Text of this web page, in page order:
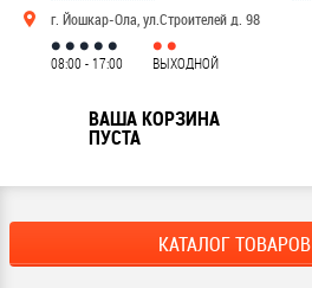
г. Йошкар-Ола, ул.Строителей д. 98
08:00 - 17:00 ВЫХОДНОЙ
ВАША КОРЗИНА
ПУСТА
КАТАЛОГ ТОВАРОВ